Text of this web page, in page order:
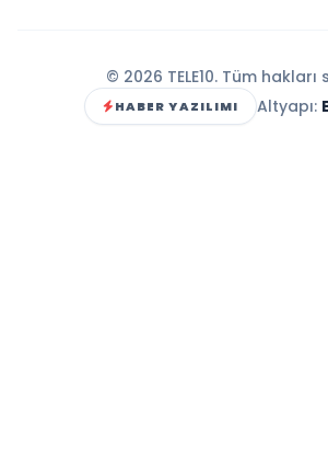
© 2026 TELE10. Tüm hakları
HABER YAZILIMI Altyapı: